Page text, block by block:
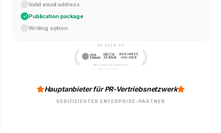
Valid email address
Publication package
Writing option
Hauptanbieter für PR-Vertriebsnetzwerk
VERIFIZIERTER ENTERPRISE-PARTNER